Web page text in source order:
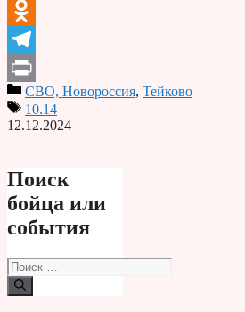
VK
Odnoklassniki
Telegram
PrintСВО, Новороссия, Тейково
10.14
12.12.2024
Поиск
бойца или
события
Поиск: